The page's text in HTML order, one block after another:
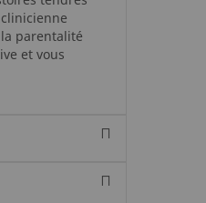
parentalité
et vous